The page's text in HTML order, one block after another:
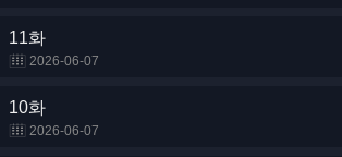
11화
2026-06-07
10화
2026-06-07